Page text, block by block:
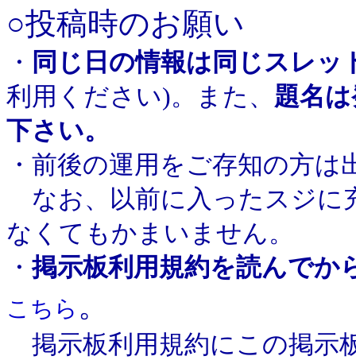
○投稿時のお願い
・ 同じ日の情報は同じスレ
利用ください)。また、 題名
下さい。
・前後の運用をご存知の方
なお、以前に入ったスジに
なくてもかまいません。
・掲示板利用規約を読んでか
こちら 。
掲示板利用規約にこの掲示